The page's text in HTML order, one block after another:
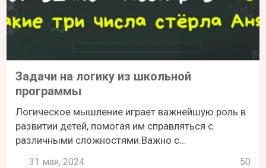
Задачи на логику из школьной
программы
Логическое мышление играет важнейшую роль в
развитии детей, помогая им справляться с
различными сложностями.Важно с...
31 мая, 2024 50